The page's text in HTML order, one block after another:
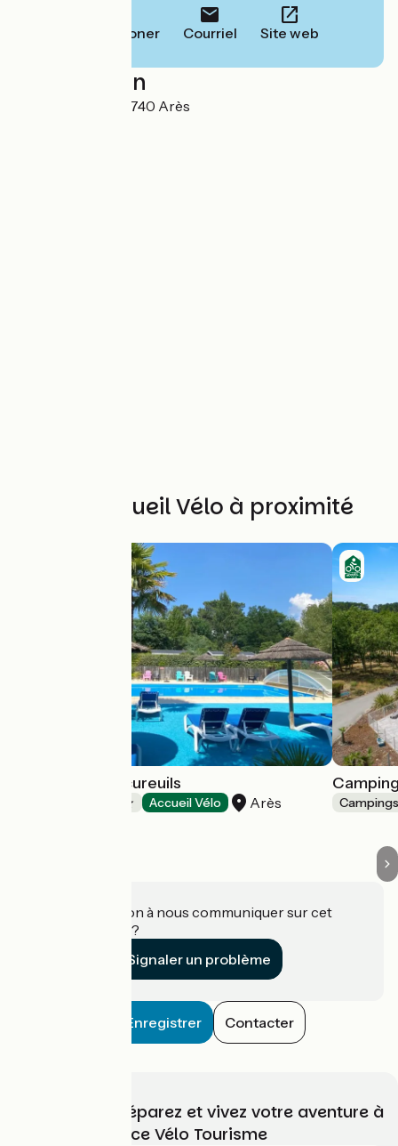
Téléphoner Courriel Site web
Localisation
1 rue des Oyats 33740 Arès
Autres Accueil Vélo à proximité
Camping Les Ecureuils
Accueil Vélo Arès
Une information à nous communiquer sur cet
établissement ?
Signaler un problème
Enregistrer Contacter
Choisissez, préparez et vivez votre aventure à
vélo avec France Vélo Tourisme